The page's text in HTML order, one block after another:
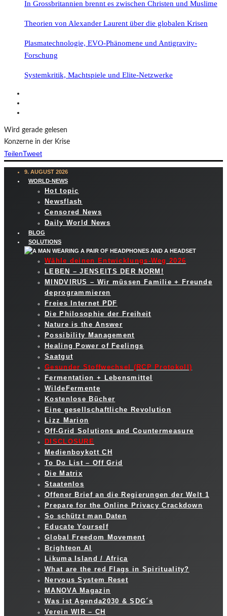
In Grossbritannien brennt es zwischen Christen und Muslime
Theorien von Alexander Laurent über die globalen Krisen
Plasmatechnologie, EVO-Phänomene und Antigravity-
Forschung
Systemkritik, Machtspiele und Elite-Netzwerke
Wird gerade gelesen
Konzerne in der Krise
TeilenTweet
9. AUGUST 2026
WORLD-NEWS
Hot topic
Newsflash
Censored News
Daily World News
BLOG
SOLUTIONS
Wähle deinen Entwicklungs-Weg 2026
LEBEN – JENSEITS DER NORM!
MINDVIRUS – Wir müssen Familie + Freunde
deprogrammieren
Freies Internet PDF
Die Philosophie der Freiheit
Nature is the Answer
Possibility Management
Healing Power of Feelings
Saatgut
Gesunder Stoffwechsel (RCP Protokoll)
Fermentation + Lebensmittel
WildeFermente
Kostenlose Bücher
Eine gesellschaftliche Revolution
Lizz Marion
Off-Grid Solutions and Countermeasure
DISCLOSURE
Medienboykott CH
To Do List – Off Grid
Die Matrix
Staatenlos
Offener Brief an die Regierungen der Welt 1
Prepare for the Online Privacy Crackdown
So schützt man Daten
Educate Yourself
Global Freedom Movement
Brighteon AI
Likuma Island / Africa
What are the red Flags in Spirituality?
Nervous System Reset
MANOVA Magazin
Was ist Agenda2030 & SDG´s
Verein WIR – CH